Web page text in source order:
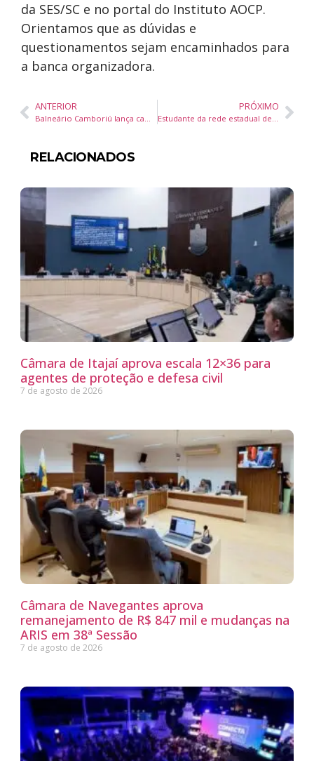
da SES/SC e no portal do Instituto AOCP.
Orientamos que as dúvidas e
questionamentos sejam encaminhados para
a banca organizadora.
ANTERIOR
Balneário Camboriú lança campanha contra trabalho infantil com ação em três pontos da cidade
PRÓXIMO
Estudante da rede estadual de Santa Catarina vence categoria geral do Festival Santa Catarina Canta
RELACIONADOS
Câmara de Itajaí aprova escala 12×36 para
agentes de proteção e defesa civil
7 de agosto de 2026
Câmara de Navegantes aprova
remanejamento de R$ 847 mil e mudanças na
ARIS em 38ª Sessão
7 de agosto de 2026